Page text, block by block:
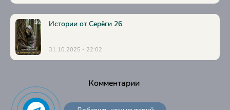
Истории от Серёги 26
31.10.2025 - 22:02
Комментарии